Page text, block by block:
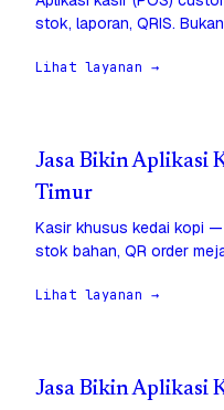
stok, laporan, QRIS.
Lihat layanan →
Jasa Bikin Aplikasi
Timur
Kasir khusus kedai kopi
stok bahan, QR order
Lihat layanan →
Jasa Bikin Aplikasi